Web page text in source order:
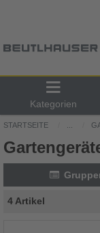
Kategorien
STARTSEITE
4 Artikel